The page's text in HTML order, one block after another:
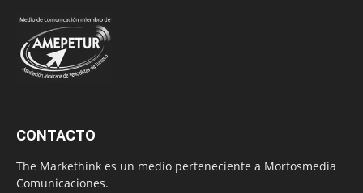
CONTACTO
The Markethink es un medio perteneciente a Morfosmedia
Comunicaciones.